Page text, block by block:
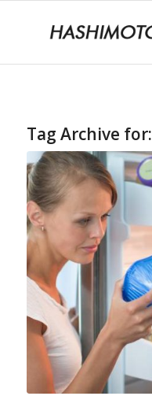
Tag Archive for: